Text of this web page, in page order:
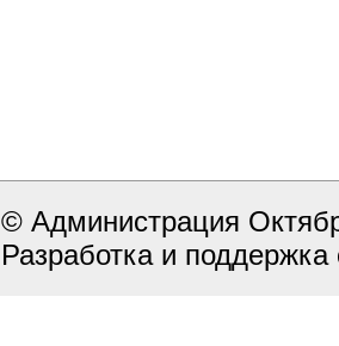
© Администрация
Разработка и поддержка